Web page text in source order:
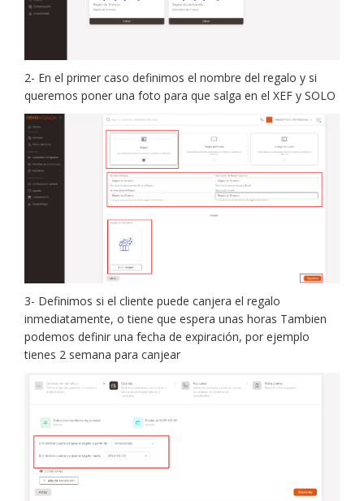
2- En el primer caso definimos el nombre del regalo y si
queremos poner una foto para que salga en el XEF y SOLO
3- Definimos si el cliente puede canjera el regalo
inmediatamente, o tiene que espera unas horas Tambien
podemos definir una fecha de expiración, por ejemplo
tienes 2 semana para canjear